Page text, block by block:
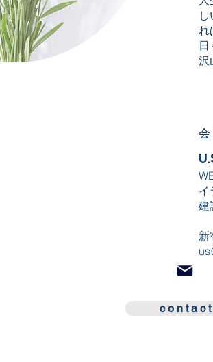
れ
日
沢
イ
建
c o n t a c t